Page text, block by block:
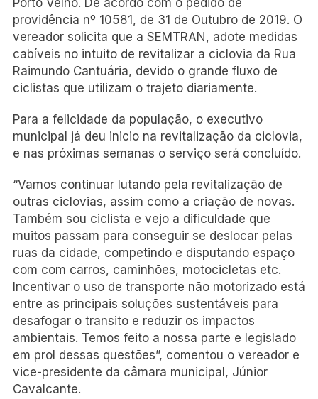
providência nº 10581, de 31 de Outubro de 2019. O
vereador solicita que a SEMTRAN, adote medidas
cabíveis no intuito de revitalizar a ciclovia da Rua
Raimundo Cantuária, devido o grande fluxo de
ciclistas que utilizam o trajeto diariamente.
Para a felicidade da população, o executivo
municipal já deu inicio na revitalização da ciclovia,
e nas próximas semanas o serviço será concluído.
“Vamos continuar lutando pela revitalização de
outras ciclovias, assim como a criação de novas.
Também sou ciclista e vejo a dificuldade que
muitos passam para conseguir se deslocar pelas
ruas da cidade, competindo e disputando espaço
com com carros, caminhões, motocicletas etc.
Incentivar o uso de transporte não motorizado está
entre as principais soluções sustentáveis para
desafogar o transito e reduzir os impactos
ambientais. Temos feito a nossa parte e legislado
em prol dessas questões”, comentou o vereador e
vice-presidente da câmara municipal, Júnior
Cavalcante.